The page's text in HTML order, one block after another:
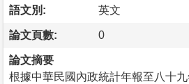
語文別: 英文
論文頁數: 0
論文摘要
根據中華民國內政統計年報至八十